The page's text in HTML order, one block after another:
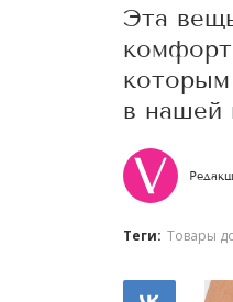
Эта
в нашей
Теги: Товары